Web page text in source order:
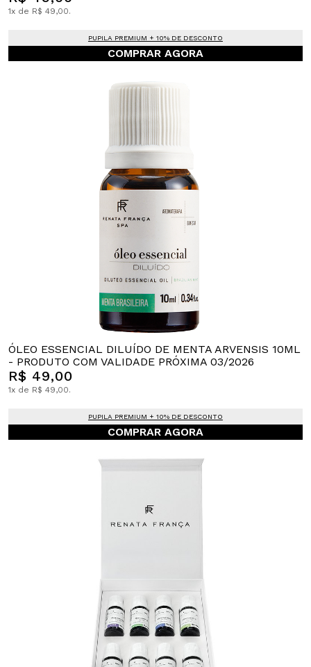
1x de R$ 49,00.
PUPILA PREMIUM + 10% DE DESCONTO
COMPRAR AGORA
ÓLEO ESSENCIAL DILUÍDO DE MENTA ARVENSIS 10ML
- PRODUTO COM VALIDADE PRÓXIMA 03/2026
R$ 49,00
1x de R$ 49,00.
PUPILA PREMIUM + 10% DE DESCONTO
COMPRAR AGORA